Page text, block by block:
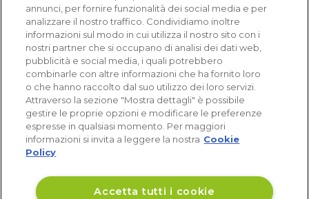
Acquisti verificati
annunci, per fornire funzionalità dei social media e per
analizzare il nostro traffico. Condividiamo inoltre
informazioni sul modo in cui utilizza il nostro sito con i
nostri partner che si occupano di analisi dei dati web,
pubblicità e social media, i quali potrebbero
combinarle con altre informazioni che ha fornito loro
o che hanno raccolto dal suo utilizzo dei loro servizi.
Attraverso la sezione "Mostra dettagli" è possibile
gestire le proprie opzioni e modificare le preferenze
espresse in qualsiasi momento. Per maggiori
informazioni si invita a leggere la nostra Cookie
Policy
Accetta tutti i cookie